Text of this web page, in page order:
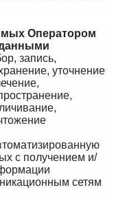
Оператором
запись,
уточнение
с получением и/
сетям